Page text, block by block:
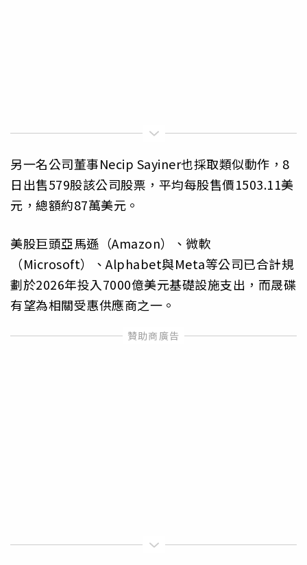
另一名公司董事Necip Sayiner也採取類似動作，8
日出售579股該公司股票，平均每股售價1503.11美
元，總額約87萬美元。
美股巨頭亞馬遜（Amazon）、微軟
（Microsoft）、Alphabet與Meta等公司已合計規
劃於2026年投入7000億美元基礎設施支出，而晟碟
有望為相關受惠供應商之一。